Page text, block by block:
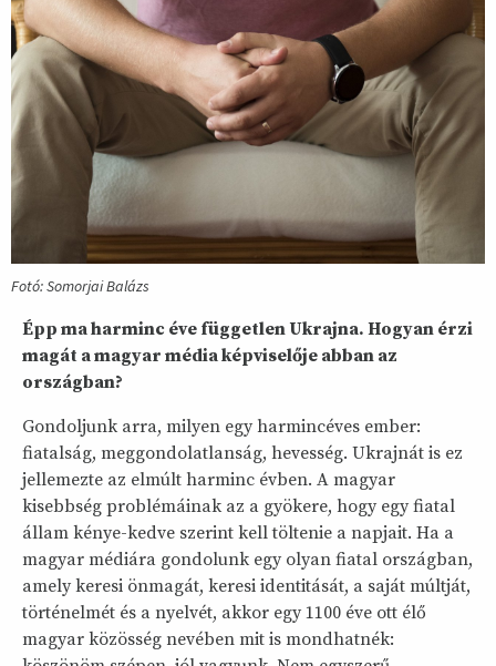
Fotó: Somorjai Balázs
Épp ma harminc éve független Ukrajna. Hogyan érzi
magát a magyar média képviselője abban az
országban?
Gondoljunk arra, milyen egy harmincéves ember:
fiatalság, meggondolatlanság, hevesség. Ukrajnát is ez
jellemezte az elmúlt harminc évben. A magyar
kisebbség problémáinak az a gyökere, hogy egy fiatal
állam kénye-kedve szerint kell töltenie a napjait. Ha a
magyar médiára gondolunk egy olyan fiatal országban,
amely keresi önmagát, keresi identitását, a saját múltját,
történelmét és a nyelvét, akkor egy 1100 éve ott élő
magyar közösség nevében mit is mondhatnék: